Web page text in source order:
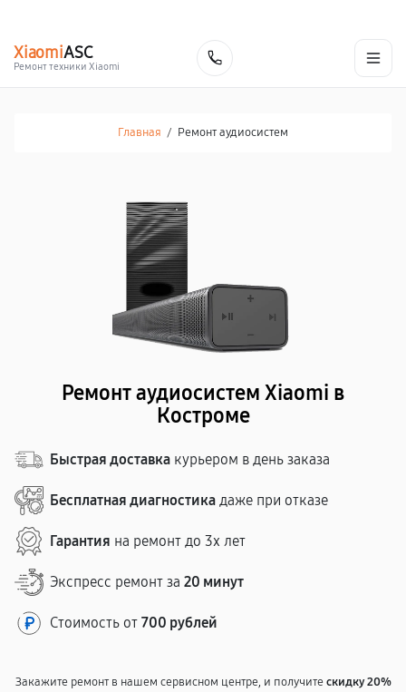
XiaomiASC
Ремонт техники Xiaomi
Главная / Ремонт аудиосистем
Ремонт аудиосистем Xiaomi в
Костроме
Быстрая доставка курьером в день заказа
Бесплатная диагностика даже при отказе
Гарантия на ремонт до 3х лет
Экспресс ремонт за 20 минут
Стоимость от 700 рублей
Закажите ремонт в нашем сервисном центре, и получитескидку 20%